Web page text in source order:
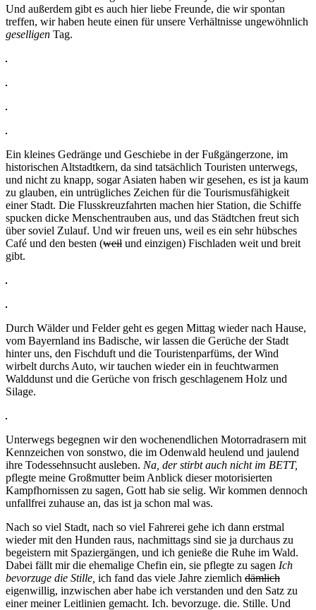
Und außerdem gibt es auch hier liebe Freunde, die wir spontan
treffen, wir haben heute einen für unsere Verhältnisse ungewöhnlich
geselligen Tag.
Ein kleines Gedränge und Geschiebe in der Fußgängerzone, im
historischen Altstadtkern, da sind tatsächlich Touristen unterwegs,
und nicht zu knapp, sogar Asiaten haben wir gesehen, es ist ja kaum
zu glauben, ein untrügliches Zeichen für die Tourismusfähigkeit
einer Stadt. Die Flusskreuzfahrten machen hier Station, die Schiffe
spucken dicke Menschentrauben aus, und das Städtchen freut sich
über soviel Zulauf. Und wir freuen uns, weil es ein sehr hübsches
Café und den besten (weil und einzigen) Fischladen weit und breit
gibt.
Durch Wälder und Felder geht es gegen Mittag wieder nach Hause,
vom Bayernland ins Badische, wir lassen die Gerüche der Stadt
hinter uns, den Fischduft und die Touristenparfüms, der Wind
wirbelt durchs Auto, wir tauchen wieder ein in feuchtwarmen
Walddunst und die Gerüche von frisch geschlagenem Holz und
Silage.
Unterwegs begegnen wir den wochenendlichen Motorradrasern mit
Kennzeichen von sonstwo, die im Odenwald heulend und jaulend
ihre Todessehnsucht ausleben. Na, der stirbt auch nicht im BETT,
pflegte meine Großmutter beim Anblick dieser motorisierten
Kampfhornissen zu sagen, Gott hab sie selig. Wir kommen dennoch
unfallfrei zuhause an, das ist ja schon mal was.
Nach so viel Stadt, nach so viel Fahrerei gehe ich dann erstmal
wieder mit den Hunden raus, nachmittags sind sie ja durchaus zu
begeistern mit Spaziergängen, und ich genieße die Ruhe im Wald.
Dabei fällt mir die ehemalige Chefin ein, sie pflegte zu sagen Ich
bevorzuge die Stille, ich fand das viele Jahre ziemlich dämlich
eigenwillig, inzwischen aber habe ich verstanden und den Satz zu
einer meiner Leitlinien gemacht. Ich. bevorzuge. die. Stille. Und